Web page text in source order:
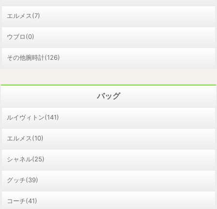
エルメス(7)
ウブロ(0)
その他腕時計(126)
バッグ
ルイヴィトン(141)
エルメス(10)
シャネル(25)
グッチ(39)
コーチ(41)